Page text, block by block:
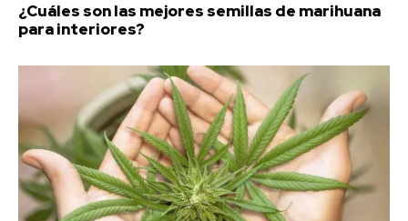
¿Cuáles son las mejores semillas de marihuana
para interiores?